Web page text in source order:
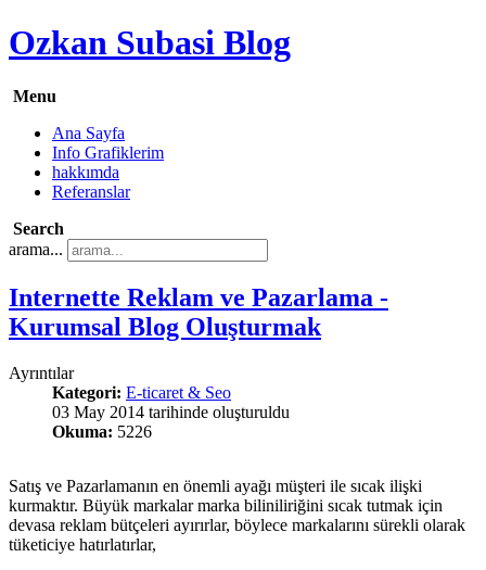
Ozkan Subasi Blog
Menu
Ana Sayfa
Info Grafiklerim
hakkımda
Referanslar
Search
arama...
Internette Reklam ve Pazarlama -
Kurumsal Blog Oluşturmak
Ayrıntılar
Kategori: E-ticaret & Seo
03 May 2014 tarihinde oluşturuldu
Okuma: 5226
Satış ve Pazarlamanın en önemli ayağı müşteri ile sıcak ilişki
kurmaktır. Büyük markalar marka biliniliriğini sıcak tutmak için
devasa reklam bütçeleri ayırırlar, böylece markalarını sürekli olarak
tüketiciye hatırlatırlar,